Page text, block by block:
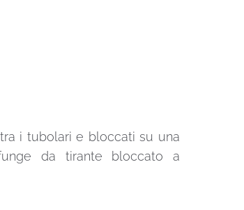
i tubolari e bloccati su una
da tirante bloccato a